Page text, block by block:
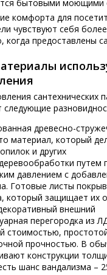
бытовыми моющими
комфорта для
чувствуют себя
когда предоставлены
сантехнических
древесно-
материал, который
и других
путем
давлением с
Готовые листы
который защищает их
внешний
перегородка из
стоимостью,
прочностью. В
конструкции
шанс вандализма –